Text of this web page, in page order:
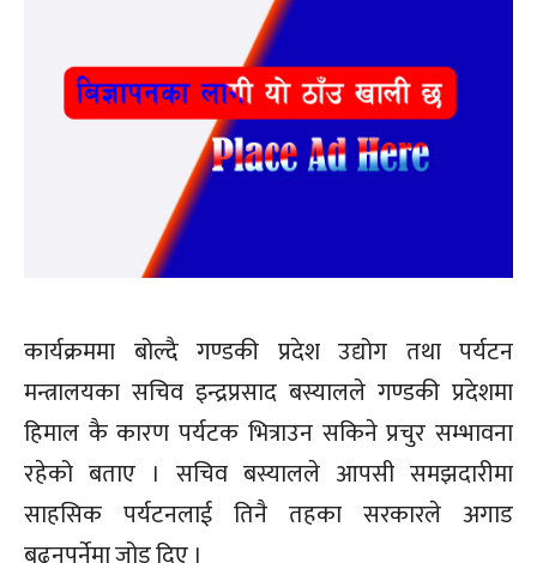
कार्यक्रममा बोल्दै गण्डकी प्रदेश उद्योग तथा पर्यटन
मन्त्रालयका सचिव इन्द्रप्रसाद बस्यालले गण्डकी प्रदेशमा
हिमाल कै कारण पर्यटक भित्राउन सकिने प्रचुर सम्भावना
रहेको बताए । सचिव बस्यालले आपसी समझदारीमा
साहसिक पर्यटनलाई तिनै तहका सरकारले अगाड